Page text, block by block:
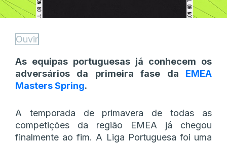
Ouvir
As equipas portuguesas já conhecem os
adversários da primeira fase da EMEA
Masters Spring.
A temporada de primavera de todas as
competições da região EMEA já chegou
finalmente ao fim. A Liga Portuguesa foi uma